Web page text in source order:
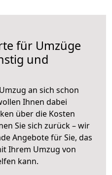
für Umzüge
und
an sich schon
Ihnen dabei
über die Kosten
Sie sich zurück – wir
Angebote für Sie, das
Ihrem Umzug von
kann.